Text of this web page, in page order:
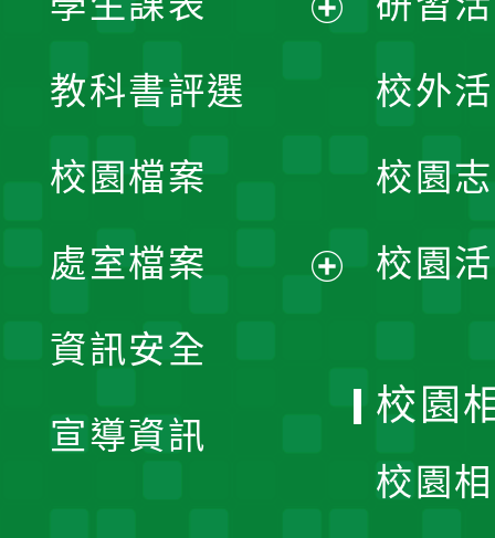
單
教科書評選
校園檔案
處室檔案
資訊安全
宣導資訊
校外
校園
校園
校園
校園